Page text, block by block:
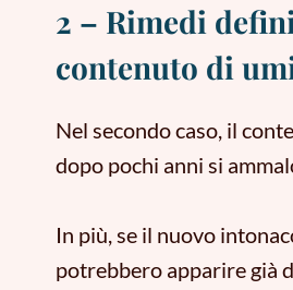
2 – Rimedi
contenuto di
Nel secondo caso, il
dopo pochi anni si
In più, se il nuovo
potrebbero apparire già